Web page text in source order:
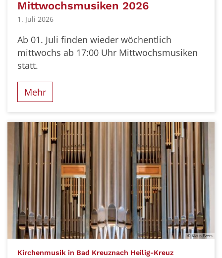
Mittwochsmusiken 2026
1. Juli 2026
Ab 01. Juli finden wieder wöchentlich
mittwochs ab 17:00 Uhr Mittwochsmusiken
statt.
Mehr
© Klaus Evers
Kirchenmusik in Bad Kreuznach Heilig-Kreuz: